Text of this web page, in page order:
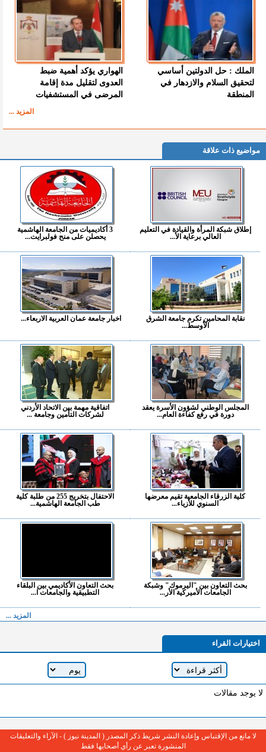
الملك : حل الدولتين أساسي
لتحقيق السلام والازدهار في
المنطقة
الهواري يؤكد أهمية ضبط
العدوى لتقليل مدة إقامة
المرضى في المستشفيات
المزيد ...
مواضيع ذات علاقة
إطلاق شبكة المرأة والقيادة في التعليم
العالي برعاية الأ...
3 أكاديميات من الجامعة الهاشمية
يحصلن على منح فولبرايت...
نقابة المحامين تكرم جامعة الشرق
الأوسط...
اخبار جامعة عمان العربية الاربعاء...
المجلس الوطني لشؤون الأسرة يعقد
دورة في رفع كفاءة العام...
اتفاقية مهمة بين الاتحاد الأردني
لشركات التأمين وجامعة ...
كلية الزرقاء الجامعية تقيم معرضها
السنوي للأزياء...
الاحتفال بتخريج 255 من طلبة كلية
طب الجامعة الهاشمية...
بحث التعاون بين "اليرموك" وشبكة
الجامعات الأميركية الأر...
بحث التعاون الأكاديمي بين البلقاء
التطبيقية والجامعات ا...
المزيد ...
اختيارات القراء
لا يوجد مقالات
لا مانع من الإقتباس وإعادة النشر شريط ذكر المصدر ( المدينة نيوز ) - الآراء والتعليقات
المنشورة تعبر عن رأي أصحابها فقط